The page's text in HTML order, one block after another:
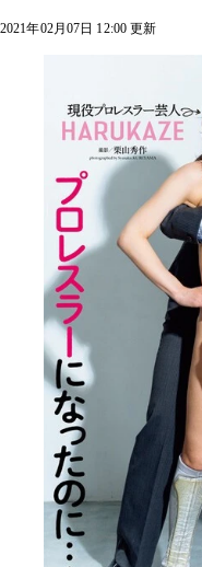
2021年02月07日 12:00 更新